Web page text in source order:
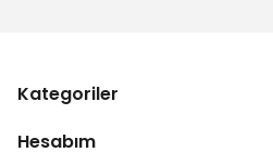
Kategoriler
Hesabım